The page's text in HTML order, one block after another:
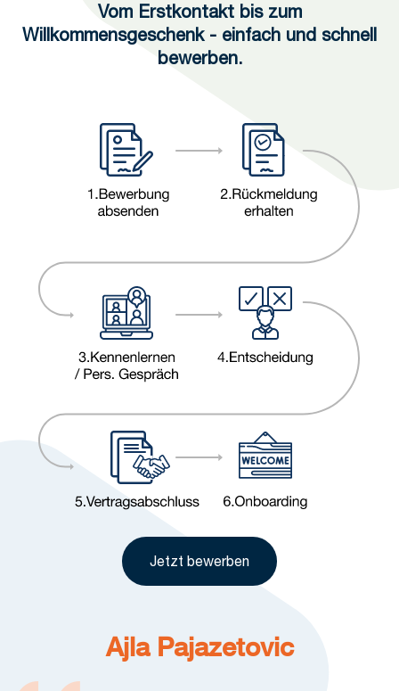
Vom Erstkontakt bis zum
Willkommensgeschenk - einfach und schnell
bewerben.
Jetzt bewerben
Ajla Pajazetovic